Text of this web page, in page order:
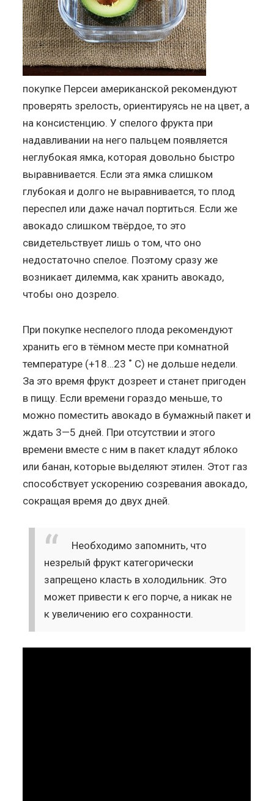
покупке Персеи американской рекомендуют
проверять зрелость, ориентируясь не на цвет, а
на консистенцию. У спелого фрукта при
надавливании на него пальцем появляется
неглубокая ямка, которая довольно быстро
выравнивается. Если эта ямка слишком
глубокая и долго не выравнивается, то плод
переспел или даже начал портиться. Если же
авокадо слишком твёрдое, то это
свидетельствует лишь о том, что оно
недостаточно спелое. Поэтому сразу же
возникает дилемма, как хранить авокадо,
чтобы оно дозрело.
При покупке неспелого плода рекомендуют
хранить его в тёмном месте при комнатной
температуре (+18…23 ˚ C) не дольше недели.
За это время фрукт дозреет и станет пригоден
в пищу. Если времени гораздо меньше, то
можно поместить авокадо в бумажный пакет и
ждать 3—5 дней. При отсутствии и этого
времени вместе с ним в пакет кладут яблоко
или банан, которые выделяют этилен. Этот газ
способствует ускорению созревания авокадо,
сокращая время до двух дней.
Необходимо запомнить, что
незрелый фрукт категорически
запрещено класть в холодильник. Это
может привести к его порче, а никак не
к увеличению его сохранности.